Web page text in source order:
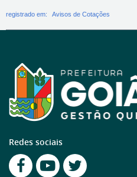
registrado em: Avisos de Cotações
Redes sociais